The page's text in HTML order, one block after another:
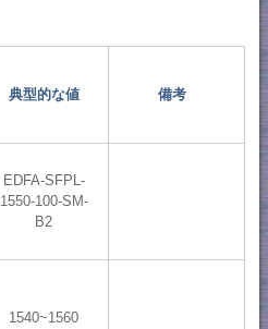
典型的な値 備考
EDFA-SFPL-
1550-100-SM-
B2
1540~1560